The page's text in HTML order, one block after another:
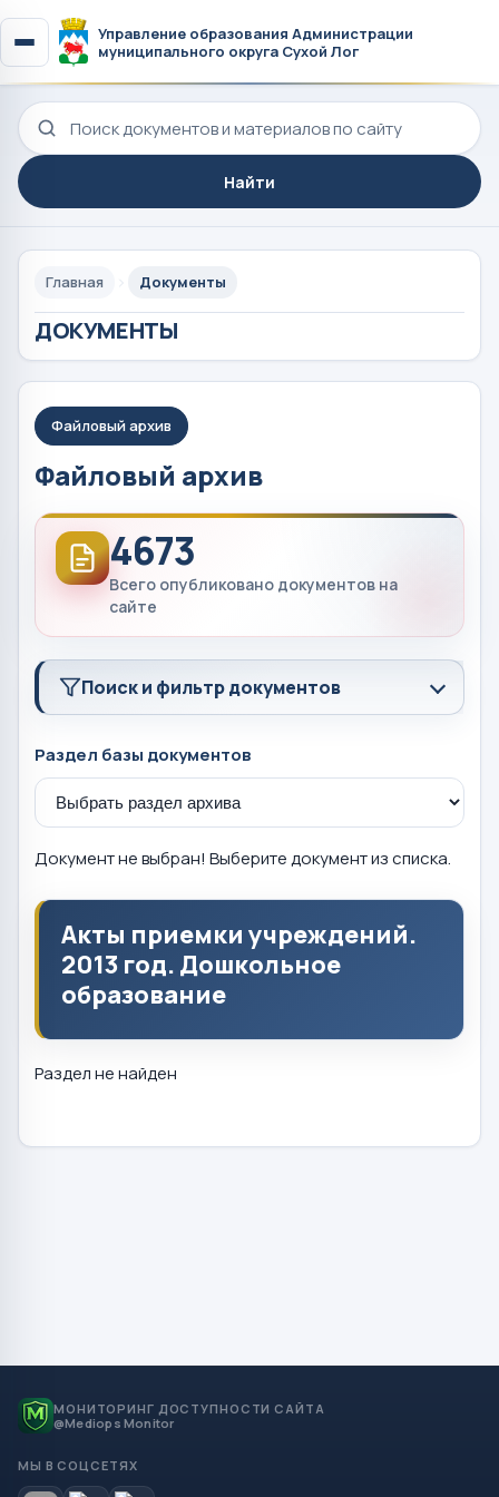
Управление образования Администрации
муниципального округа Сухой Лог
Поиск по сайту
Найти
Главная Документы
ДОКУМЕНТЫ
Файловый архив
Файловый архив
4673
Всего опубликовано документов на
сайте
Поиск и фильтр документов
Раздел базы документов
Документ не выбран! Выберите документ из списка.
Акты приемки учреждений.
2013 год. Дошкольное
образование
Раздел не найден
МОНИТОРИНГ ДОСТУПНОСТИ САЙТА
@Mediops Monitor
МЫ В СОЦСЕТЯХ